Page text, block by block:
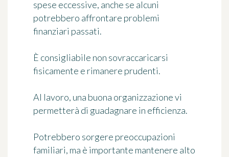
spese eccessive, anche se alcuni
potrebbero affrontare problemi
finanziari passati.
È consigliabile non sovraccaricarsi
fisicamente e rimanere prudenti.
Al lavoro, una buona organizzazione vi
permetterà di guadagnare in efficienza.
Potrebbero sorgere preoccupazioni
familiari, ma è importante mantenere alto